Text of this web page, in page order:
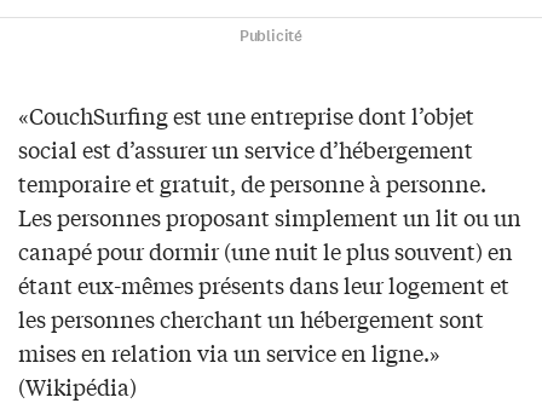
Publicité
«CouchSurfing est une entreprise dont l’objet
social est d’assurer un service d’hébergement
temporaire et gratuit, de personne à personne.
Les personnes proposant simplement un lit ou un
canapé pour dormir (une nuit le plus souvent) en
étant eux-mêmes présents dans leur logement et
les personnes cherchant un hébergement sont
mises en relation via un service en ligne.»
(Wikipédia)